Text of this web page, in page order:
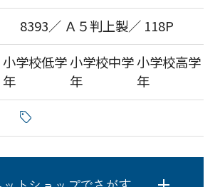
8393／ Ａ５判上製／ 118P
小学校低学
年
小学校中学
年
小学校高学
年